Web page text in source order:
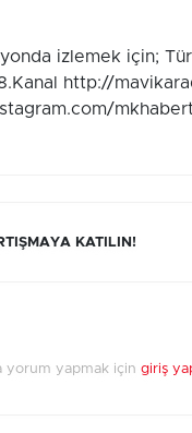
izlemek için;
http://
KATILIN!
yorum yapmak için giriş